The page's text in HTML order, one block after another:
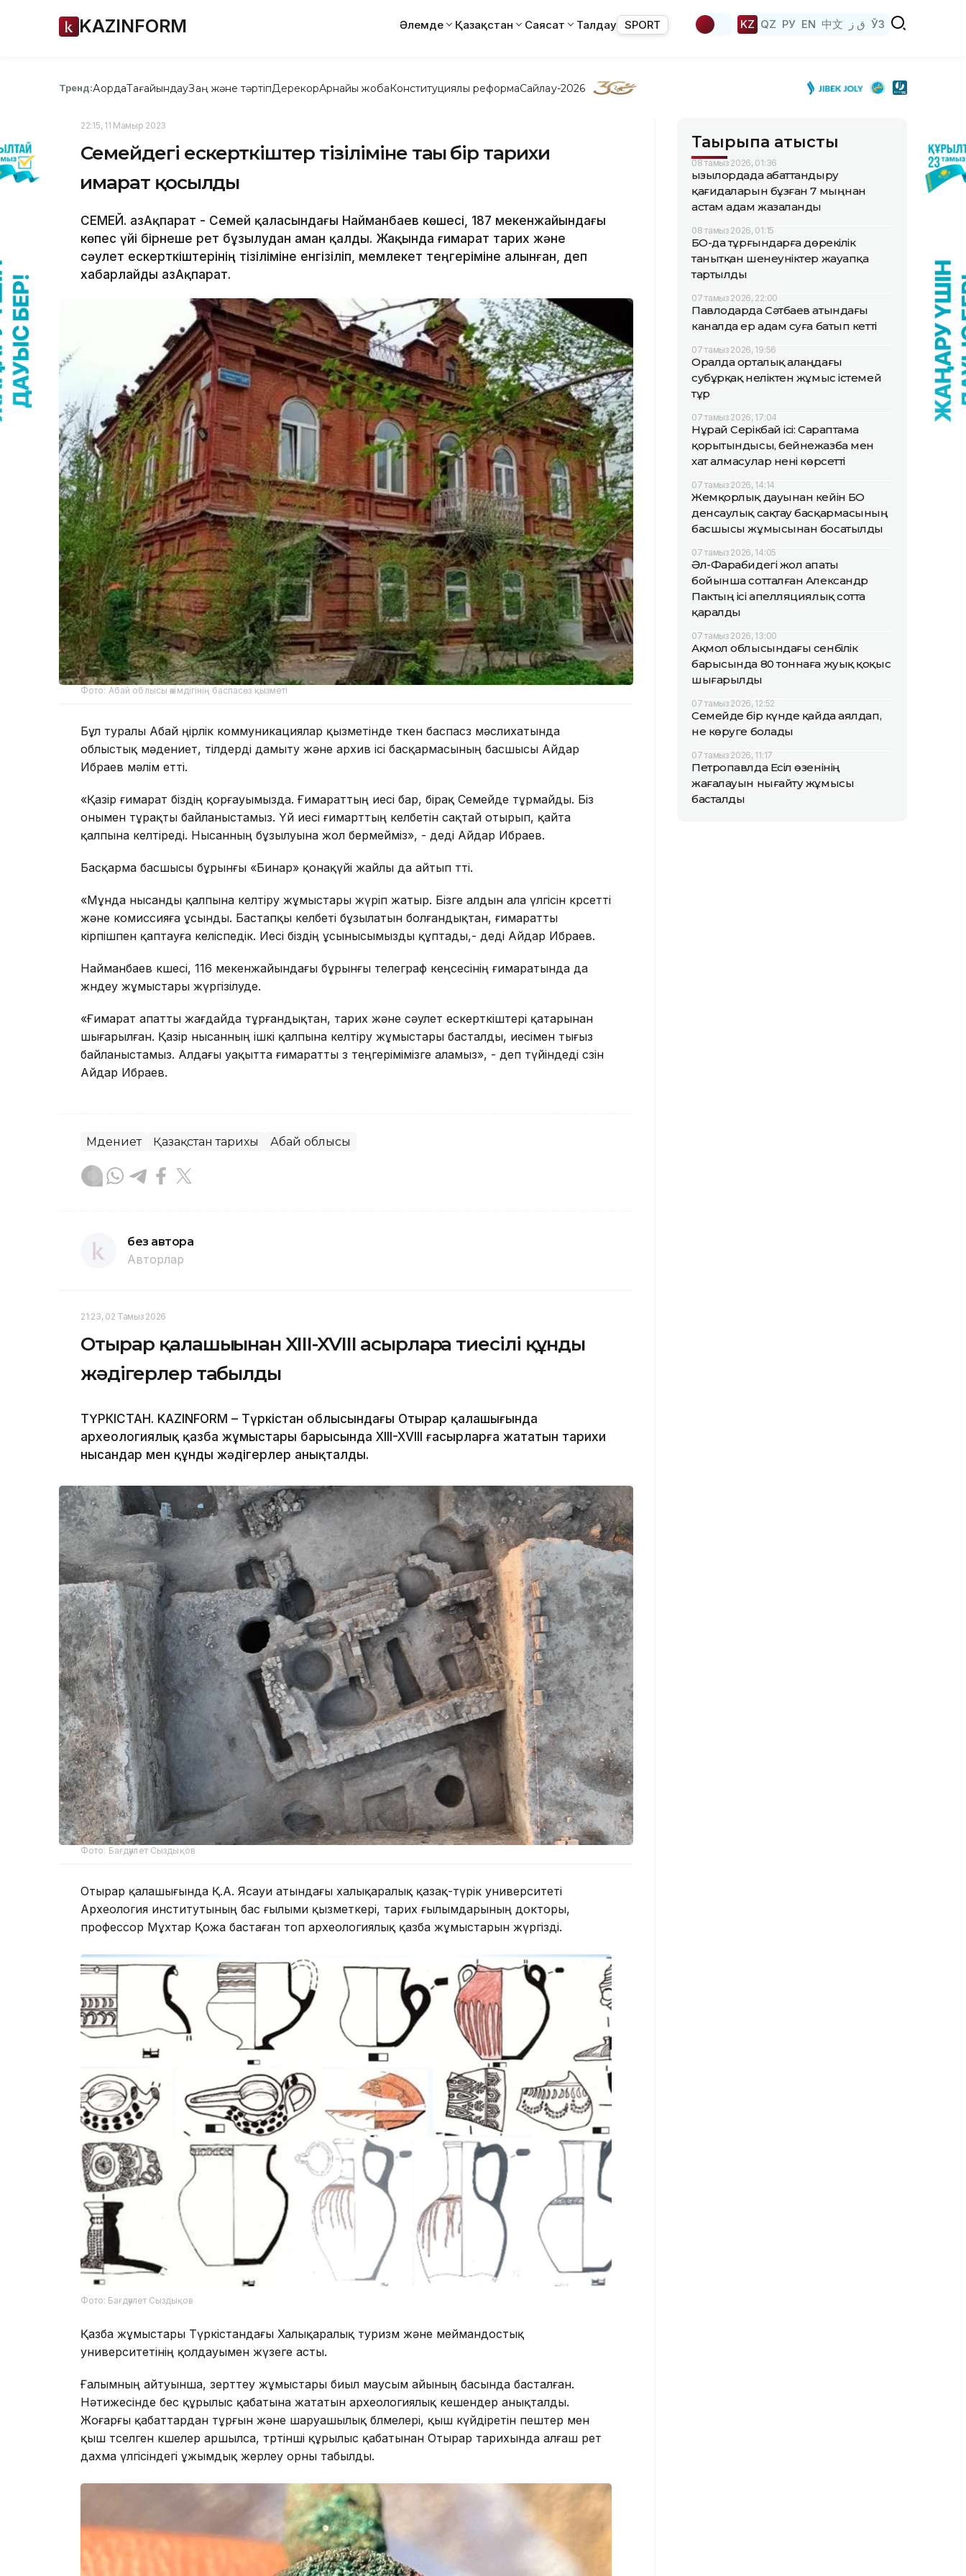
KAZINFORM Әлемде Қазақстан Саясат Талдау SPORT KZ QZ РУ EN 中文 ق ز ЎЗ
Тренд:АқордаТағайындауЗаң және тәртіпДерекқорАрнайы жобаКонституциялық реформаСайлау-2026
22:15, 11 Мамыр 2023
Семейдегі ескерткіштер тізіліміне тағы бір тарихи
ғимарат қосылды
СЕМЕЙ. ҚазАқпарат - Семей қаласындағы Найманбаев көшесі, 187 мекенжайындағы
көпес үйі бірнеше рет бұзылудан аман қалды. Жақында ғимарат тарих және
сәулет ескерткіштерінің тізіліміне енгізіліп, мемлекет теңгеріміне алынған, деп
хабарлайды ҚазАқпарат.
Фото: Абай облысы әкімдігінің баспасөз қызметі
Бұл туралы Абай өңірлік коммуникациялар қызметінде өткен баспасөз мәслихатында
облыстық мәдениет, тілдерді дамыту және архив ісі басқармасының басшысы Айдар
Ибраев мәлім етті.
«Қазір ғимарат біздің қорғауымызда. Ғимараттың иесі бар, бірақ Семейде тұрмайды. Біз
онымен тұрақты байланыстамыз. Үй иесі ғимарттың келбетін сақтай отырып, қайта
қалпына келтіреді. Нысанның бұзылуына жол бермейміз», - деді Айдар Ибраев.
Басқарма басшысы бұрынғы «Бинар» қонақүйі жайлы да айтып өтті.
«Мұнда нысанды қалпына келтіру жұмыстары жүріп жатыр. Бізге алдын ала үлгісін көрсетті
және комиссияға ұсынды. Бастапқы келбеті бұзылатын болғандықтан, ғимаратты
кірпішпен қаптауға келіспедік. Иесі біздің ұсынысымызды құптады,- деді Айдар Ибраев.
Найманбаев көшесі, 116 мекенжайындағы бұрынғы телеграф кеңсесінің ғимаратында да
жөндеу жұмыстары жүргізілуде.
«Ғимарат апатты жағдайда тұрғандықтан, тарих және сәулет ескерткіштері қатарынан
шығарылған. Қазір нысанның ішкі қалпына келтіру жұмыстары басталды, иесімен тығыз
байланыстамыз. Алдағы уақытта ғимаратты өз теңгерімімізге аламыз», - деп түйіндеді сөзін
Айдар Ибраев.
Мәдениет Қазақстан тарихы Абай облысы
без автора
Авторлар
21:23, 02 Тамыз 2026
Отырар қалашығынан XIII-XVIII ғасырларға тиесілі құнды
жәдігерлер табылды
ТҮРКІСТАН. KAZINFORM – Түркістан облысындағы Отырар қалашығында
археологиялық қазба жұмыстары барысында XIII-XVIII ғасырларға жататын тарихи
нысандар мен құнды жәдігерлер анықталды.
Фото: Бағдәулет Сыздықов
Отырар қалашығында Қ.А. Ясауи атындағы халықаралық қазақ-түрік университеті
Археология институтының бас ғылыми қызметкері, тарих ғылымдарының докторы,
профессор Мұхтар Қожа бастаған топ археологиялық қазба жұмыстарын жүргізді.
Фото: Бағдәулет Сыздықов
Қазба жұмыстары Түркістандағы Халықаралық туризм және меймандостық
университетінің қолдауымен жүзеге асты.
Ғалымның айтуынша, зерттеу жұмыстары биыл маусым айының басында басталған.
Нәтижесінде бес құрылыс қабатына жататын археологиялық кешендер анықталды.
Жоғарғы қабаттардан тұрғын және шаруашылық бөлмелері, қыш күйдіретін пештер мен
қыш төселген көшелер аршылса, төртінші құрылыс қабатынан Отырар тарихында алғаш рет
дахма үлгісіндегі ұжымдық жерлеу орны табылды.
Тақырыпқа қатысты
08 тамыз 2026, 01:36
Қызылордада абаттандыру
қағидаларын бұзған 7 мыңнан
астам адам жазаланды
08 тамыз 2026, 01:15
БҚО-да тұрғындарға дөрекілік
танытқан шенеуніктер жауапқа
тартылды
07 тамыз 2026, 22:00
Павлодарда Сәтбаев атындағы
каналда ер адам суға батып кетті
07 тамыз 2026, 19:56
Оралда орталық алаңдағы
субұрқақ неліктен жұмыс істемей
тұр
07 тамыз 2026, 17:04
Нұрай Серікбай ісі: Сараптама
қорытындысы, бейнежазба мен
хат алмасулар нені көрсетті
07 тамыз 2026, 14:14
Жемқорлық дауынан кейін БҚО
денсаулық сақтау басқармасының
басшысы жұмысынан босатылды
07 тамыз 2026, 14:05
Әл-Фарабидегі жол апаты
бойынша сотталған Александр
Пактың ісі апелляциялық сотта
қаралды
07 тамыз 2026, 13:00
Ақмол облысындағы сенбілік
барысында 80 тоннаға жуық қоқыс
шығарылды
07 тамыз 2026, 12:52
Семейде бір күнде қайда аялдап,
не көруге болады
07 тамыз 2026, 11:17
Петропавлда Есіл өзенінің
жағалауын нығайту жұмысы
басталды